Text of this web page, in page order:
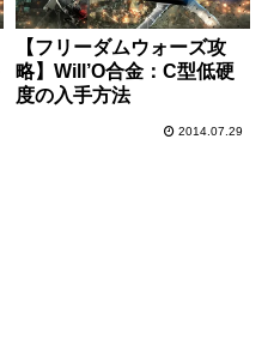
【フリーダムウォーズ攻
略】Will’O合金：C型低硬
度の入手方法
2014.07.29